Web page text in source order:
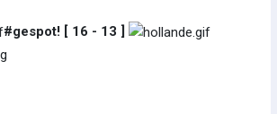
#gespot! [ 16 - 13 ]